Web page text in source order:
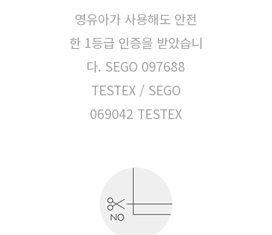
영유아가 사용해도 안전
한 1등급 인증을 받았습니
다. SEGO 097688
TESTEX / SEGO
069042 TESTEX